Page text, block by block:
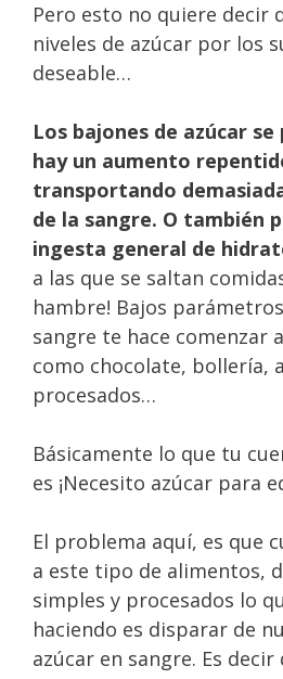
Pero esto no quiere decir
niveles de azúcar por los
deseable…
Los bajones de azúcar
hay un aumento
transportando
de la sangre. O también
ingesta general de
a las que se saltan
hambre! Bajos
sangre te hace comenzar
como chocolate, bollería,
procesados…
Básicamente lo que tu
es ¡Necesito azúcar para
El problema aquí, es que
a este tipo de alimentos,
simples y procesados lo
haciendo es disparar de
azúcar en sangre. Es